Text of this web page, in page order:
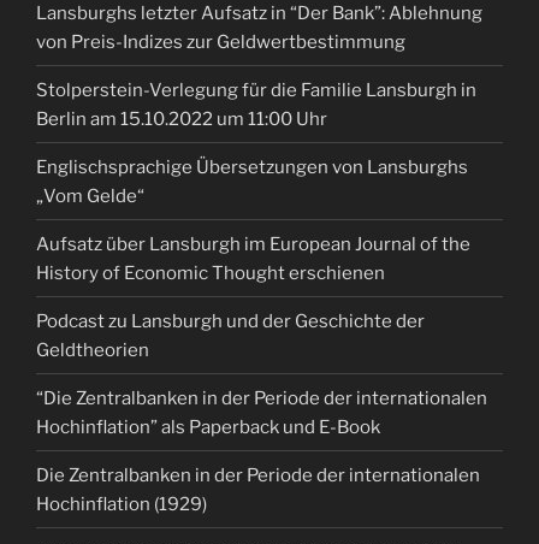
Lansburghs letzter Aufsatz in “Der Bank”: Ablehnung
von Preis-Indizes zur Geldwertbestimmung
Stolperstein-Verlegung für die Familie Lansburgh in
Berlin am 15.10.2022 um 11:00 Uhr
Englischsprachige Übersetzungen von Lansburghs
„Vom Gelde“
Aufsatz über Lansburgh im European Journal of the
History of Economic Thought erschienen
Podcast zu Lansburgh und der Geschichte der
Geldtheorien
“Die Zentralbanken in der Periode der internationalen
Hochinflation” als Paperback und E-Book
Die Zentralbanken in der Periode der internationalen
Hochinflation (1929)